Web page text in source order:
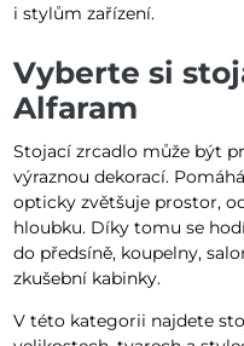
i stylům zařízení.
Vyberte si
Alfaram
Stojací zrcadlo může být
výraznou dekorací.
opticky zvětšuje prostor,
hloubku. Díky tomu se
do předsíně, koupelny,
zkušební kabinky.
V této kategorii najdete